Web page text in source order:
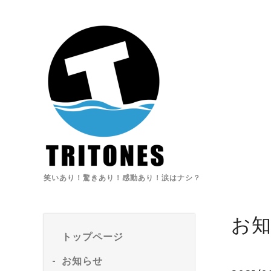
笑いあり！驚きあり！感動あり！涙はナシ？
トップページ
お知らせ
お